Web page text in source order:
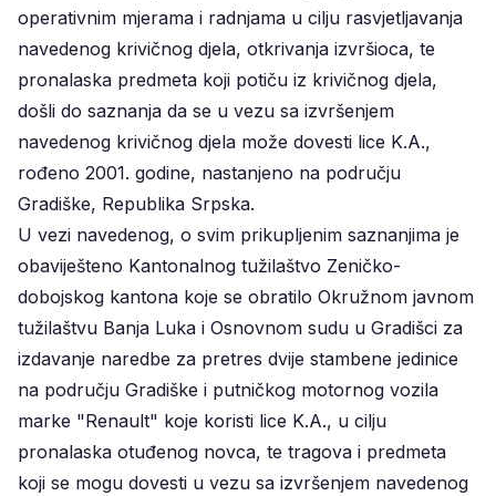
operativnim mjerama i radnjama u cilju rasvjetljavanja
navedenog krivičnog djela, otkrivanja izvršioca, te
pronalaska predmeta koji potiču iz krivičnog djela,
došli do saznanja da se u vezu sa izvršenjem
navedenog krivičnog djela može dovesti lice K.A.,
rođeno 2001. godine, nastanjeno na području
Gradiške, Republika Srpska.
U vezi navedenog, o svim prikupljenim saznanjima je
obaviješteno Kantonalnog tužilaštvo Zeničko-
dobojskog kantona koje se obratilo Okružnom javnom
tužilaštvu Banja Luka i Osnovnom sudu u Gradišci za
izdavanje naredbe za pretres dvije stambene jedinice
na području Gradiške i putničkog motornog vozila
marke "Renault" koje koristi lice K.A., u cilju
pronalaska otuđenog novca, te tragova i predmeta
koji se mogu dovesti u vezu sa izvršenjem navedenog